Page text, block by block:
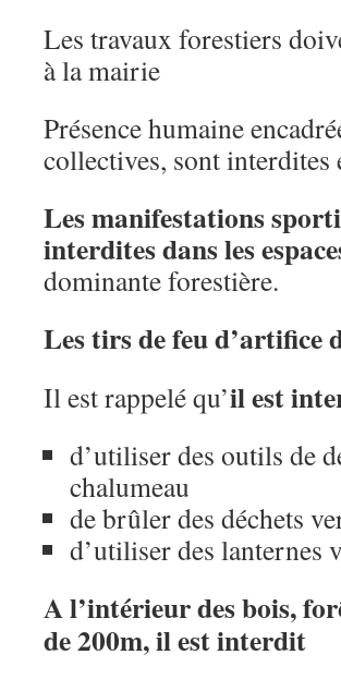
Les travaux forestiers
à la mairie
Présence humaine
collectives, sont
Les manifestations
interdites dans les
dominante forestière.
Les tirs de feu
Il est rappelé qu’il est
d’utiliser des outils de
chalumeau
de brûler des déchets
d’utiliser des lanternes
A l’intérieur des bois,
de 200m, il est interdit